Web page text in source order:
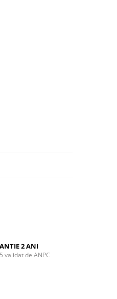
2 ANI
validat de ANPC